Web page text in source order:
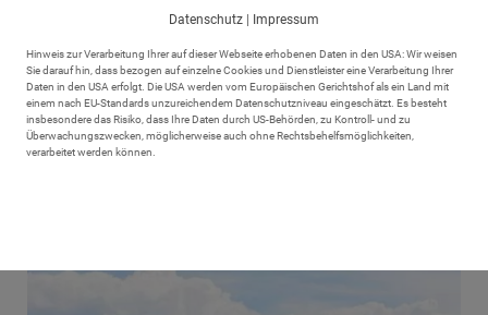
Machen Sie aus Ihrem Kuraufenthalt
Datenschutz | Impressum
Hinweis zur Verarbeitung Ihrer auf dieser Webseite erhobenen Daten in den USA: Wir weisen
Sie darauf hin, dass bezogen auf einzelne Cookies und Dienstleister eine Verarbeitung Ihrer
Daten in den USA erfolgt. Die USA werden vom Europäischen Gerichtshof als ein Land mit
einem nach EU-Standards unzureichendem Datenschutzniveau eingeschätzt. Es besteht
insbesondere das Risiko, dass Ihre Daten durch US-Behörden, zu Kontroll- und zu
Überwachungszwecken, möglicherweise auch ohne Rechtsbehelfsmöglichkeiten,
verarbeitet werden können.